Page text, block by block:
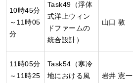
10時45分
～11時05
分
Task49（浮体
式洋上ウィン
ドファームの
統合設計）
山口 敦
11時05分
～11時25
Task54（寒冷
地における風
岩井 憲一